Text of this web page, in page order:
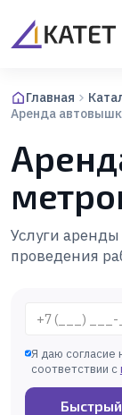
Главная
Аренда
Услуги
проведения
Телефон
Я даю согласие
соответствии с